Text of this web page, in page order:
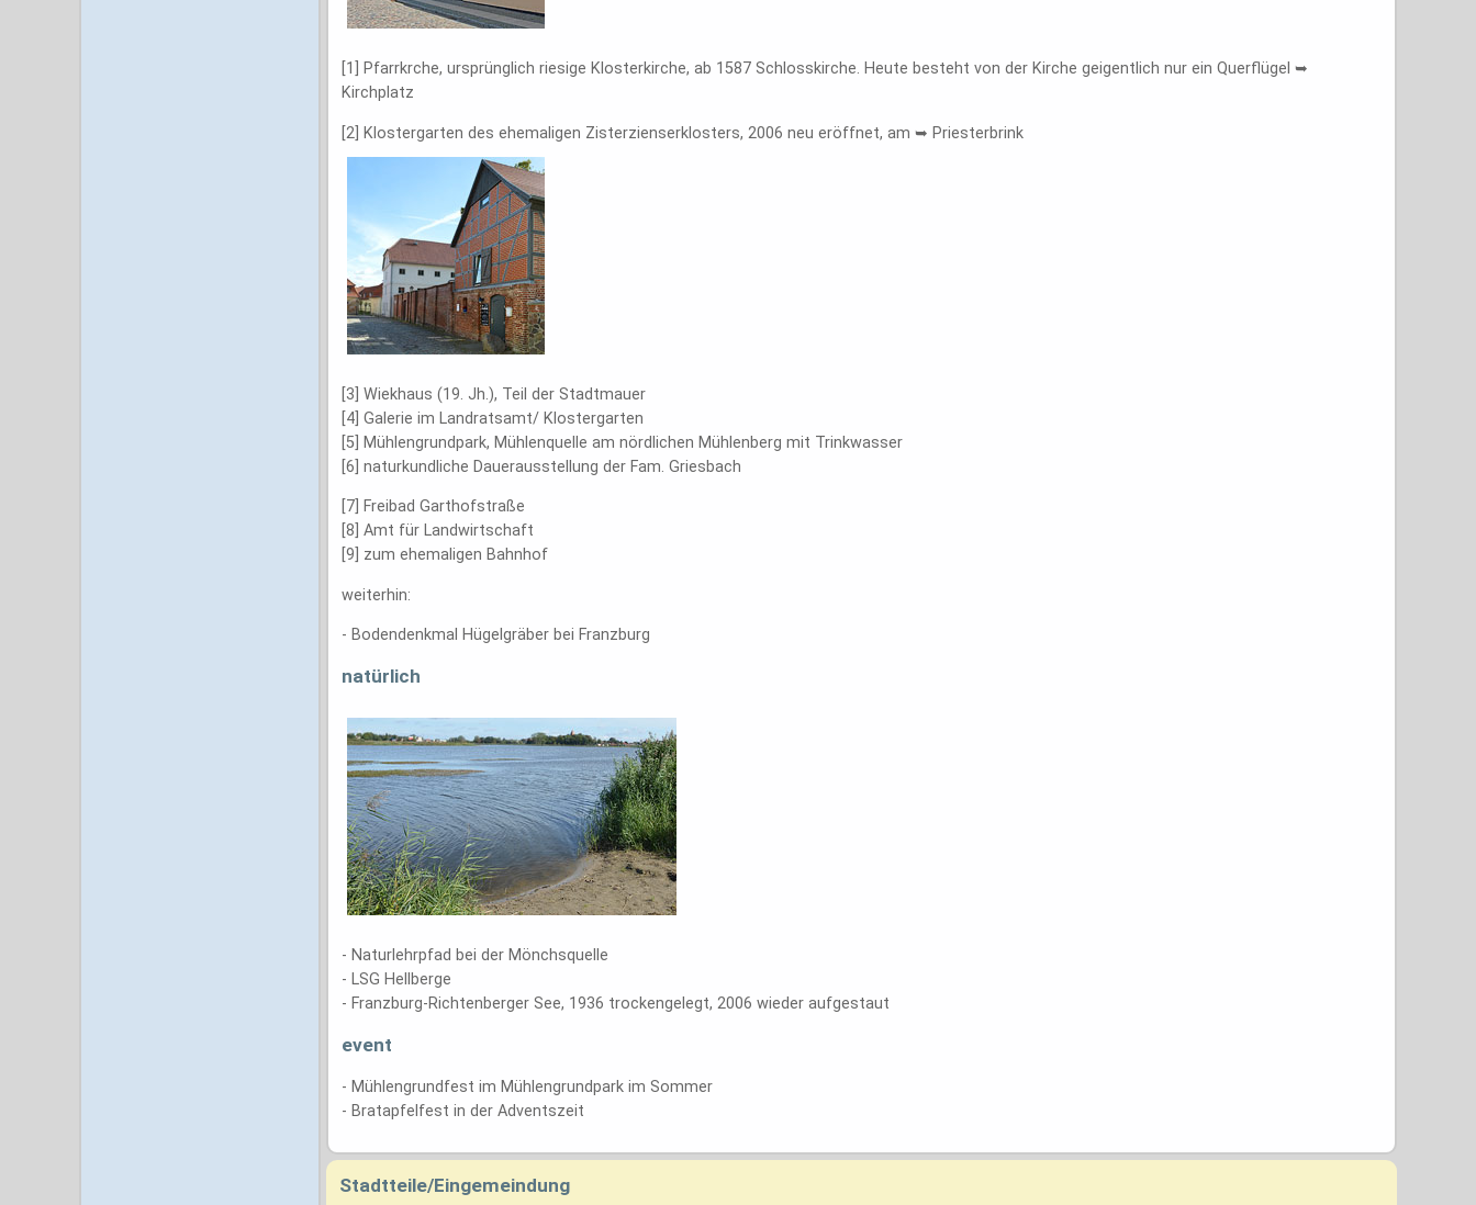
[1] Pfarrkrche, ursprünglich riesige Klosterkirche, ab 1587 Schlosskirche. Heute besteht von der Kirche geigentlich nur ein Querflügel ➥
Kirchplatz
[2] Klostergarten des ehemaligen Zisterzienserklosters, 2006 neu eröffnet, am ➥ Priesterbrink
[3] Wiekhaus (19. Jh.), Teil der Stadtmauer
[4] Galerie im Landratsamt/ Klostergarten
[5] Mühlengrundpark, Mühlenquelle am nördlichen Mühlenberg mit Trinkwasser
[6] naturkundliche Dauerausstellung der Fam. Griesbach
[7] Freibad Garthofstraße
[8] Amt für Landwirtschaft
[9] zum ehemaligen Bahnhof
weiterhin:
- Bodendenkmal Hügelgräber bei Franzburg
natürlich
- Naturlehrpfad bei der Mönchsquelle
- LSG Hellberge
- Franzburg-Richtenberger See, 1936 trockengelegt, 2006 wieder aufgestaut
event
- Mühlengrundfest im Mühlengrundpark im Sommer
- Bratapfelfest in der Adventszeit
Stadtteile/Eingemeindung